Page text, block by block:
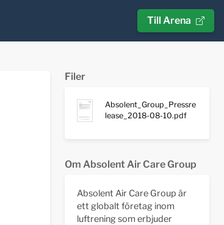
Till Arena
Filer
Absolent_Group_Pressre
lease_2018-08-10.pdf
Om Absolent Air Care Group
Absolent Air Care Group är
ett globalt företag inom
luftrening som erbjuder